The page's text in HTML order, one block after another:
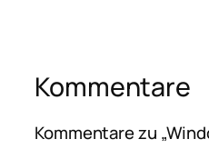
Kommentare
Kommentare zu